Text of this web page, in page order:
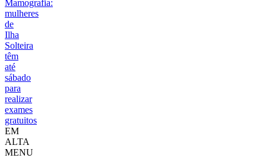
Mamografia:
mulheres
de
Ilha
Solteira
têm
até
sábado
para
realizar
exames
gratuitos
EM
ALTA
MENU